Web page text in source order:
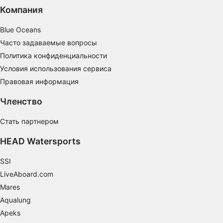
Компания
Blue Oceans
Часто задаваемые вопросы
Политика конфиденциальности
Условия использования сервиса
Правовая информация
Членство
Стать партнером
HEAD Watersports
SSI
LiveAboard.com
Mares
Aqualung
Apeks
контента
Использование профилей для выбора
персонализированного контента
статистики или комбинации данных из
Использование ограниченных данных для
Специальные возможности IAB:
Использование точных данных геолокации